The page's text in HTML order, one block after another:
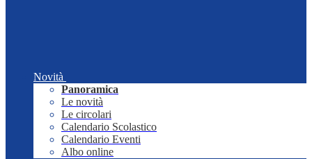
Novità
Panoramica
Le novità
Le circolari
Calendario Scolastico
Calendario Eventi
Albo online